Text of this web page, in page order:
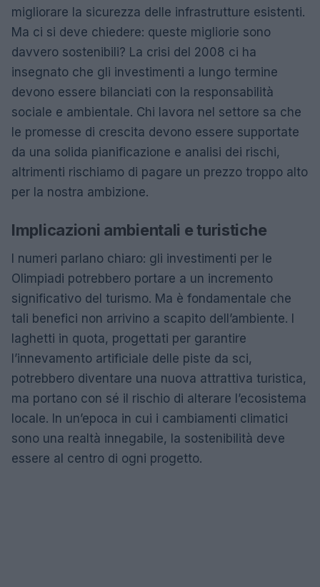
migliorare la sicurezza delle infrastrutture esistenti.
Ma ci si deve chiedere: queste migliorie sono
davvero sostenibili? La crisi del 2008 ci ha
insegnato che gli investimenti a lungo termine
devono essere bilanciati con la responsabilità
sociale e ambientale. Chi lavora nel settore sa che
le promesse di crescita devono essere supportate
da una solida pianificazione e analisi dei rischi,
altrimenti rischiamo di pagare un prezzo troppo alto
per la nostra ambizione.
Implicazioni ambientali e turistiche
I numeri parlano chiaro: gli investimenti per le
Olimpiadi potrebbero portare a un incremento
significativo del turismo. Ma è fondamentale che
tali benefici non arrivino a scapito dell’ambiente. I
laghetti in quota, progettati per garantire
l’innevamento artificiale delle piste da sci,
potrebbero diventare una nuova attrattiva turistica,
ma portano con sé il rischio di alterare l’ecosistema
locale. In un’epoca in cui i cambiamenti climatici
sono una realtà innegabile, la sostenibilità deve
essere al centro di ogni progetto.